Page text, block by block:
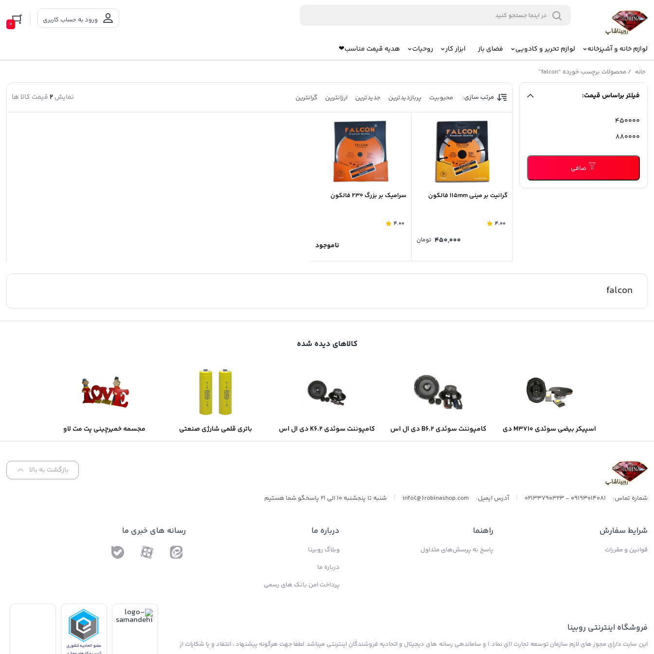
ورود به حساب کاربری 0
لوازم خانه و آشپزخانه لوازم تحریر و کادویی فضای باز ابزار کار روحیات هدیه قیمت مناسب❤
خانه / محصولات برچسب خورده “falcon”
فیلتر براساس قیمت:
حداقل
قیمت
حداكثر
قيمت
صافی
مرتب سازی: محبوبیت پربازدیدترین جدیدترین ارزانترین گرانترین نمایش2 قیمت کالا ها
گرانیت بر مینی 115mm فالکون
4.00
۴۵۰,۰۰۰ تومان
سرامیک بر بزرگ 230 فالکون
4.00
ناموجود
falcon
کالاهای دیده شده
اسپیکر بیضی سوئدی M3710 دی
ال اس
کامپوننت سوئدی B6.2 دی ال اس کامپوننت سوئدی K6.2 دی ال اس
باتری قلمی شارژی صنعتی
سولونیکس Solonix
مجسمه خمیرچینی پت مت لاو
بازگشت به بالا
شماره تماس: 09193014081 - 02133790323 آدرس ایمیل: info{@}robinashop.com شنبه تا پنجشنبه 10 الی 21 پاسخگو شما هستیم
شرایط سفارش
قوانین و مقررات
راهنما
پاسخ به پرسش‌های متداول
درباره ما
وبلاگ روبینا
درباره ما
پرداخت امن بانک های رسمی
رسانه های خبری ما
فروشگاه اینترنتی روبینا
این سایت دارای مجوز های لازم سازمان توسعه تجارت (ای نماد ) و ساماندهی رسانه های دیجیتال و اتحادیه فروشندگان اینترنتی میباشد لطفا جهت هرگونه پیشنهاد ، انتفاد و یا شکایات از